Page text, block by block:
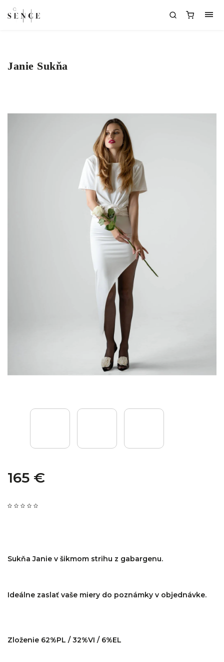
Janie Sukňa
165 €
Sukňa Janie v šikmom strihu z gabargenu.
Ideálne zaslať vaše miery do poznámky v objednávke.
Zloženie 62%PL / 32%VI / 6%EL